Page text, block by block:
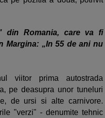
din Romania, care va fi
Margina: „In 55 de ani nu
viitor prima autostrada
pe deasupra unor tuneluri
de ursi si alte carnivore.
"verzi" - denumite tehnic